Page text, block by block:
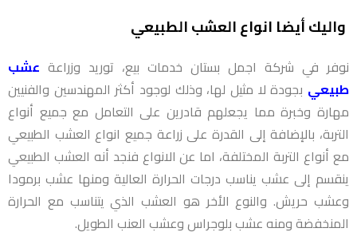
واليك أيضا انواع العشب الطبيعي
نوفر في شركة اجمل بستان خدمات بيع، توريد وزراعة عشب
طبيعي بجودة لا مثيل لها، وذلك لوجود أكثر المهندسين والفنيين
مهارة وخبرة مما يجعلهم قادرين على التعامل مع جميع أنواع
التربة، بالإضافة إلى القدرة على زراعة جميع انواع العشب الطبيعي
مع أنواع التربة المختلفة، اما عن الانواع فنجد أنه العشب الطبيعي
ينقسم إلى عشب يناسب درجات الحرارة العالية ومنها عشب برمودا
وعشب حريش. والنوع الأخر هو العشب الذي يتناسب مع الحرارة
المنخفضة ومنه عشب بلوجراس وعشب العنب الطويل.